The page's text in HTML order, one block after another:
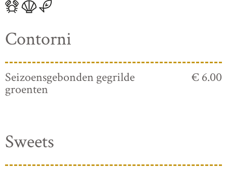
Contorni
Seizoensgebonden gegrilde
groenten
€ 6.00
Sweets